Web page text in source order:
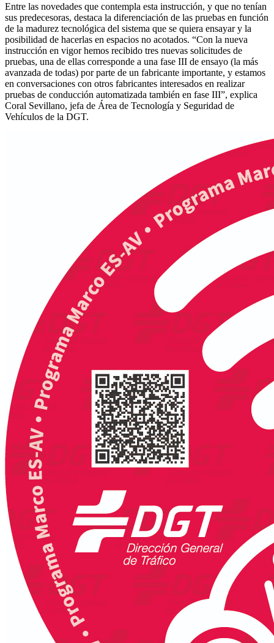
Entre las novedades que contempla esta instrucción, y que no tenían
sus predecesoras, destaca la diferenciación de las pruebas en función
de la madurez tecnológica del sistema que se quiera ensayar y la
posibilidad de hacerlas en espacios no acotados. “Con la nueva
instrucción en vigor hemos recibido tres nuevas solicitudes de
pruebas, una de ellas corresponde a una fase III de ensayo (la más
avanzada de todas) por parte de un fabricante importante, y estamos
en conversaciones con otros fabricantes interesados en realizar
pruebas de conducción automatizada también en fase III”, explica
Coral Sevillano, jefa de Área de Tecnología y Seguridad de
Vehículos de la DGT.